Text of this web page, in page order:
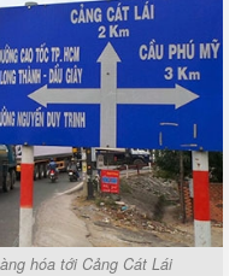
hóa tới Cảng Cát Lái